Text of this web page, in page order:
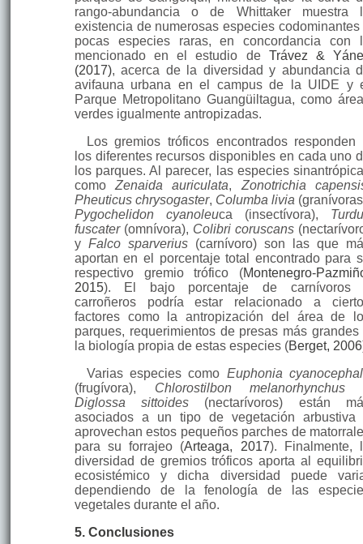
rango-abundancia o de Whittaker muestra
existencia de numerosas especies codominantes
pocas especies raras, en concordancia con
mencionado en el estudio de Trávez &
(2017), acerca de la diversidad y abundancia
avifauna urbana en el campus de la UIDE y
Parque Metropolitano Guangüiltagua, como
verdes igualmente antropizadas.
Los gremios tróficos encontrados responden
los diferentes recursos disponibles en cada uno
los parques. Al parecer, las especies
comoZenaida auriculata, Zonotrichia
Pheuticus chrysogaster, Columba livia
Pygochelidon cyanoleuca (insectívora),
fuscater(omnívora), Colibri coruscans
y Falco sparverius(carnívoro) son las que
aportan en el porcentaje total encontrado para
respectivo gremio trófico (Montenegro-
2015). El bajo porcentaje de carnívoros
carroñeros podría estar relacionado a
factores como la antropización del área de
parques, requerimientos de presas más grandes
la biología propia de estas especies (Berget, 2006
Varias especies como Euphonia
(frugívora), Chlorostilbon melanorhynchus
Diglossa sittoides (nectarívoros) están
asociados a un tipo de vegetación arbustiva
aprovechan estos pequeños parches de
para su forrajeo (Arteaga, 2017). Finalmente,
diversidad de gremios tróficos aporta al
ecosistémico y dicha diversidad puede
dependiendo de la fenología de las
vegetales durante el año.
5. Conclusiones